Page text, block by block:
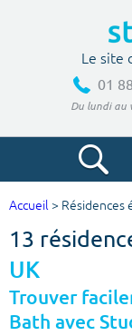
Le site
01
Du lundi au
Ville, école
Accueil > Résidences
13
UK
Trouver
Bath avec